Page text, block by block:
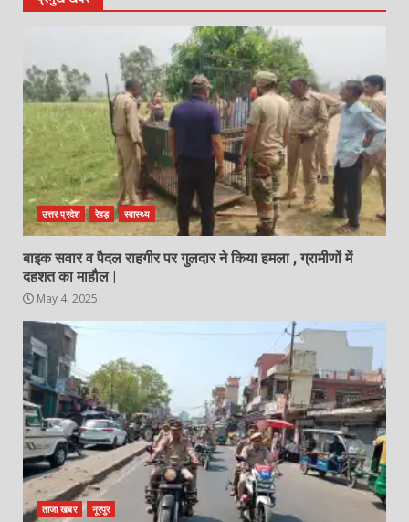
उत्तर प्रदेश रेहड़ स्वास्थ्य
बाइक सवार व पैदल राहगीर पर गुलदार ने किया हमला , ग्रामीणों में
दहशत का माहौल |
May 4, 2025
ताजा खबर नूरपुर